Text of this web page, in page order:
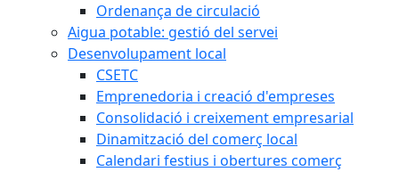
Ordenança de circulació
Aigua potable: gestió del servei
Desenvolupament local
CSETC
Emprenedoria i creació d'empreses
Consolidació i creixement empresarial
Dinamització del comerç local
Calendari festius i obertures comerç